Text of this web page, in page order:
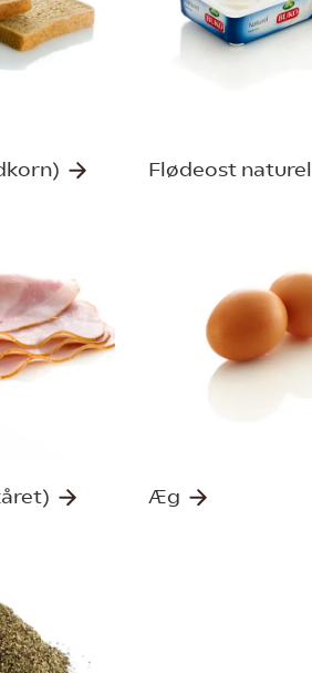
Flødeost naturel
Æg